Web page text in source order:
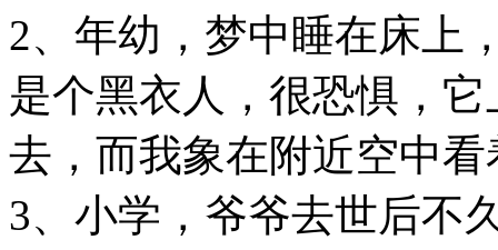
2、年幼，梦中睡在床上
是个黑衣人，很恐惧，
去，而我象在附近空中
3、小学，爷爷去世后不